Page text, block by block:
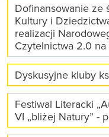
Dofinansowanie ze
Kultury i
realizacji
Czytelnictwa 2.0
Dyskusyjne kluby
Festiwal Literacki
VI „bliżej Natury” -